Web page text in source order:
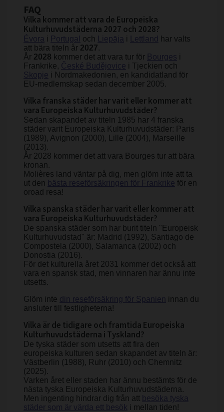
FAQ
Vilka kommer att vara de Europeiska
Kulturhuvudstäderna 2027 och 2028?
Évora i Portugal och Liepāja i Lettland
har valts
att bära titeln år 2027.
År 2028 kommer det att vara tur för Bourges i
Frankrike, České Budějovice i Tjeckien och
Skopje i Nordmakedonien, en kandidatland för
EU-medlemskap sedan december 2005.
Vilka franska städer har varit eller kommer att
vara Europeiska Kulturhuvudstäder?
Sedan skapandet av titeln 1985 har 4 franska
städer varit Europeiska Kulturhuvudstäder: Paris
(1989), Avignon (2000), Lille (2004), Marseille
(2013).
År 2028 kommer det att vara Bourges tur att bära
kronan.
Molières land väntar på dig, men glöm inte att ta
ut den
bästa reseförsäkringen för Frankrike för en
oroad resa!
Vilka spanska städer har varit eller kommer att
vara Europeiska Kulturhuvudstäder?
De spanska städer som har burit titeln "Europeisk
Kulturhuvudstad" är: Madrid (1992), Santiago de
Compostela (2000), Salamanca (2002) och
Donostia (2016).
För det kulturella året 2031 kommer det också att
vara en spansk stad, men vinnaren har ännu inte
utsetts.
Glöm inte din reseförsäkring för Spanien
innan du
ansluter till festligheterna!
Vilka är de tidigare och framtida Europeiska
Kulturhuvudstäderna i Tyskland?
De tyska städer som utsetts att fira den
europeiska kulturen sedan skapandet av titeln är:
Västberlin (1988), Ruhr (2010) och Chemnitz
(2025).
Varken året eller staden har ännu bestämts för de
nästa tyska Europeiska Kulturhuvudstäderna.
Men ingenting hindrar dig från att
besöka tyska
städer som är värda ett besök i mellan tiden!